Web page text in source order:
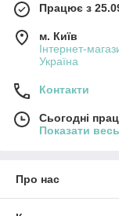
Працює з
м. Київ
Інтернет-
Україна
Контакти
Сьогодні
Показати
Про нас